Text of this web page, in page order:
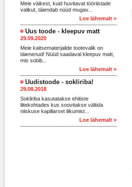
Meie väikest, kuid huvitavat tööriistade
valikut, täiendab nüüd mugav...
Loe lähemalt »
Uus toode - kleepuv matt
29.09.2020
Meie kaitsematerjalide tootevalik on
täienenud! Nüüd saadaval kleepuv matt,
mis sobib...
Loe lähemalt »
Uudistoode - sokliriba!
29.08.2018
Sokliriba kasutatakse ehitiste
liitekohtades kus soovitakse vältida
niiskuse kapillarset liikumist...
Loe lähemalt »